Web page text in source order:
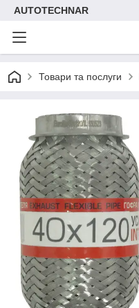
AUTOTECHNAR
Товари та послуги